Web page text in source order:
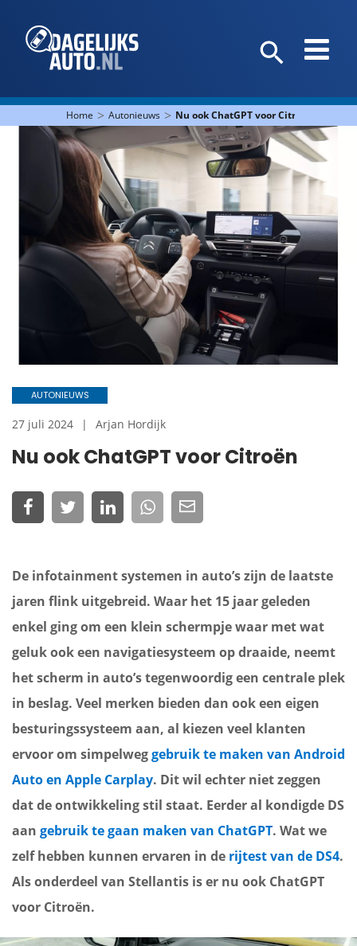
Home > Autonieuws > Nu ook ChatGPT voor Citroën
Nu ook ChatGPT voor Citroën
AUTONIEUWS
27 juli 2024 Arjan Hordijk
De infotainment systemen in auto’s zijn de laatste
jaren flink uitgebreid. Waar het 15 jaar geleden
enkel ging om een klein schermpje waar met wat
geluk ook een navigatiesysteem op draaide, neemt
het scherm in auto’s tegenwoordig een centrale plek
in beslag. Veel merken bieden dan ook een eigen
besturingssysteem aan, al kiezen veel klanten
ervoor om simpelweggebruik te maken van Android
Auto en Apple Carplay. Dit wil echter niet zeggen
dat de ontwikkeling stil staat. Eerder al kondigde DS
aan gebruik te gaan maken van ChatGPT. Wat we
zelf hebben kunnen ervaren in de rijtest van de DS4.
Als onderdeel van Stellantis is er nu ook ChatGPT
voor Citroën.